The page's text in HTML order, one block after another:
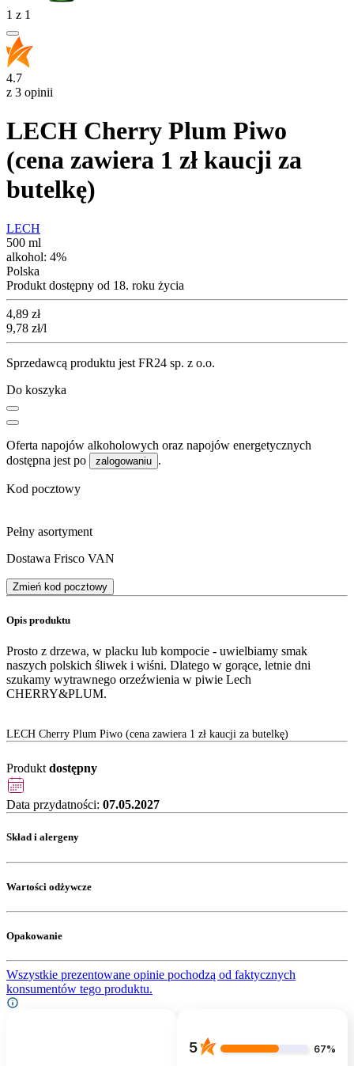
1 z 1
4.7
z 3 opinii
LECH Cherry Plum Piwo
(cena zawiera 1 zł kaucji za
butelkę)
LECH
500 ml
alkohol: 4%
Polska
Produkt dostępny od 18. roku życia
Cena
4,89 zł
9,78 zł/l
Sprzedawcą produktu jest FR24 sp. z o.o.
Do koszyka
Oferta napojów alkoholowych oraz napojów energetycznych
dostępna jest po
zalogowaniu .
Kod pocztowy
Pełny asortyment
Dostawa Frisco VAN
Zmień kod pocztowy
Opis produktu
Prosto z drzewa, w placku lub kompocie - uwielbiamy smak
naszych polskich śliwek i wiśni. Dlatego w gorące, letnie dni
szukamy wytrawnego orzeźwienia w piwie Lech
CHERRY&PLUM.
LECH Cherry Plum Piwo (cena zawiera 1 zł kaucji za butelkę)
Produkt dostępny
Data przydatności: 07.05.2027
Skład i alergeny
Wartości odżywcze
Opakowanie
Wszystkie prezentowane opinie pochodzą od faktycznych
konsumentów tego produktu.
5 67%